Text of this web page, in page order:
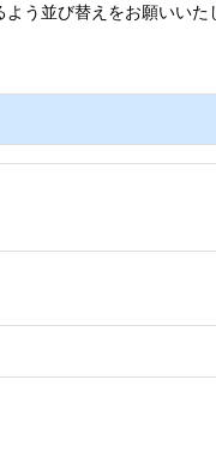
う並び替えをお願いいた